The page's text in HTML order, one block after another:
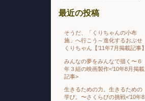
最近の投稿
そうだ、「くりちゃんの小布
施」へ行こう～進化するおぶせ
くりちゃん【’11年7月掲載記事】
みんなの夢をみんなで描く〜６
年３組の映画製作<’10年8月掲載
記事>
生きるための力。生きるための
学び。〜さくらびの挑戦<’10年8